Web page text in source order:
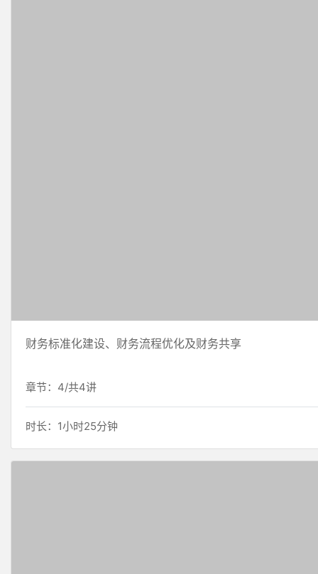
财务标准化建设、财务流程优化及财务共享
章节：4/共4讲
时长：1小时25分钟